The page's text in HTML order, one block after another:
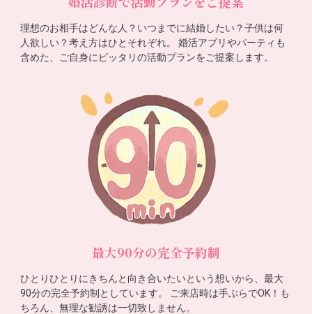
理想のお相手はどんな人？いつまでに結婚したい？子供は何
人欲しい？考え方はひとそれぞれ。 婚活アプリやパーティも
含めた、ご自身にピッタリの活動プランをご提案します。
最大90分の完全予約制
ひとりひとりにきちんと向き合いたいという想いから、最大
90分の完全予約制としています。 ご来店時は手ぶらでOK！も
ちろん、無理な勧誘は一切致しません。